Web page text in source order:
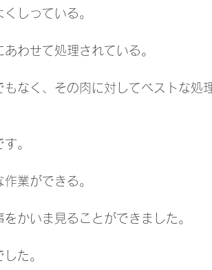
しっている。
わせて処理されている。
なく、その肉に対してベストな処
。
業ができる。
かいま見ることができました。
た。